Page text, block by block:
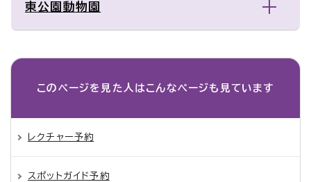
東公園動物園
このページを見た人は こんなページも見ています
レクチャー予約
スポットガイド予約